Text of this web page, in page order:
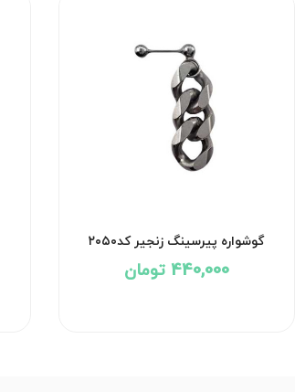
گوشواره پیرسینگ زنجیر کد۲۰۵۰
440,000 تومان